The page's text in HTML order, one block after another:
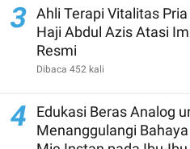
3 Ahli Terapi Vitalitas
Haji Abdul Azis Atasi
Resmi
Dibaca 452 kali
4
Edukasi Beras Analog
Menanggulangi